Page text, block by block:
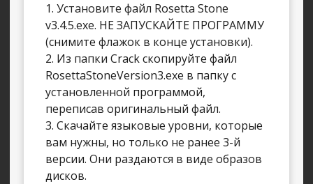
1. Установите файл Rosetta Stone
v3.4.5.exe. НЕ ЗАПУСКАЙТЕ ПРОГРАММУ
(снимите флажок в конце установки).
2. Из папки Crack скопируйте файл
RosettaStoneVersion3.exe в папку с
установленной программой,
переписав оригинальный файл.
3. Скачайте языковые уровни, которые
вам нужны, но только не ранее 3-й
версии. Они раздаются в виде образов
дисков.